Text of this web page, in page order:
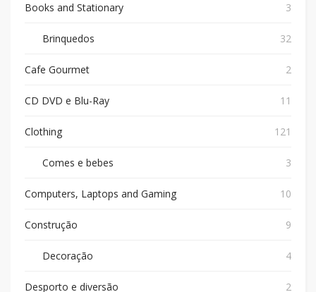
Books and Stationary 3
Brinquedos 32
Cafe Gourmet 2
CD DVD e Blu-Ray 11
Clothing 121
Comes e bebes 3
Computers, Laptops and Gaming 10
Construção 9
Decoração 4
Desporto e diversão 2